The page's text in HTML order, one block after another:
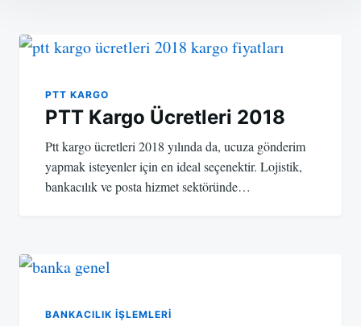
gezinmesi
PTT KARGO
PTT Kargo Ücretleri 2018
Ptt kargo ücretleri 2018 yılında da, ucuza gönderim
yapmak isteyenler için en ideal seçenektir. Lojistik,
bankacılık ve posta hizmet sektöründe…
BANKACILIK IŞLEMLERI